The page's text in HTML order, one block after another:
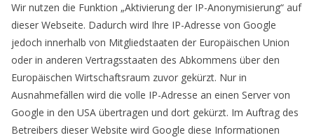
Wir nutzen die Funktion „Aktivierung der IP-Anonymisierung“ auf
dieser Webseite. Dadurch wird Ihre IP-Adresse von Google
jedoch innerhalb von Mitgliedstaaten der Europäischen Union
oder in anderen Vertragsstaaten des Abkommens über den
Europäischen Wirtschaftsraum zuvor gekürzt. Nur in
Ausnahmefällen wird die volle IP-Adresse an einen Server von
Google in den USA übertragen und dort gekürzt. Im Auftrag des
Betreibers dieser Website wird Google diese Informationen